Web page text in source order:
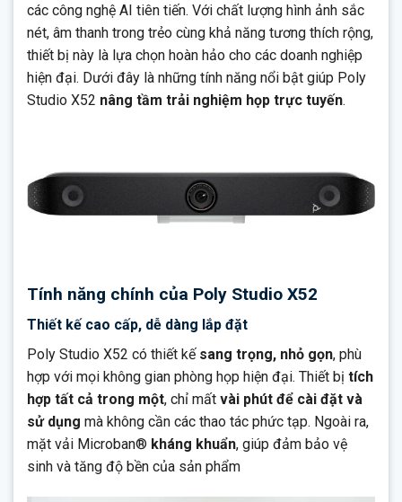
các công nghệ AI tiên tiến. Với chất lượng hình ảnh sắc
nét, âm thanh trong trẻo cùng khả năng tương thích rộng,
thiết bị này là lựa chọn hoàn hảo cho các doanh nghiệp
hiện đại. Dưới đây là những tính năng nổi bật giúp Poly
Studio X52 nâng tầm trải nghiệm họp trực tuyến.
Tính năng chính của Poly Studio X52
Thiết kế cao cấp, dễ dàng lắp đặt
Poly Studio X52 có thiết kế sang trọng, nhỏ gọn, phù
hợp với mọi không gian phòng họp hiện đại. Thiết bị tích
hợp tất cả trong một, chỉ mất vài phút để cài đặt và
sử dụng mà không cần các thao tác phức tạp. Ngoài ra,
mặt vải Microban® kháng khuẩn, giúp đảm bảo vệ
sinh và tăng độ bền của sản phẩm